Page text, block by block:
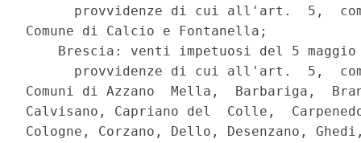
provvidenze di cui all'art.  5,
Comune di Calcio e Fontanella;
Brescia: venti impetuosi del 5
provvidenze di cui all'art.  5,
Comuni di Azzano  Mella,  Barbariga,
Calvisano, Capriano del  Colle,
Cologne, Corzano, Dello, Desenzano,